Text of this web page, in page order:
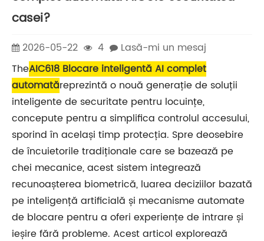
casei?
2026-05-22 4
Lasă-mi un mesaj
TheAIC618 Blocare inteligentă AI complet
automatăreprezintă o nouă generație de soluții
inteligente de securitate pentru locuințe,
concepute pentru a simplifica controlul accesului,
sporind în același timp protecția. Spre deosebire
de încuietorile tradiționale care se bazează pe
chei mecanice, acest sistem integrează
recunoașterea biometrică, luarea deciziilor bazată
pe inteligență artificială și mecanisme automate
de blocare pentru a oferi experiențe de intrare și
ieșire fără probleme. Acest articol explorează